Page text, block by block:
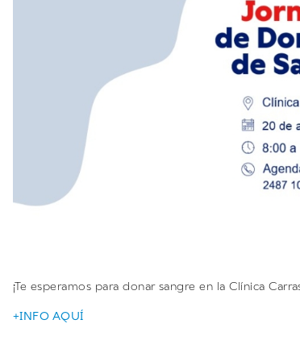
¡Te esperamos para donar sangre en la Clínica
+INFO AQUÍ